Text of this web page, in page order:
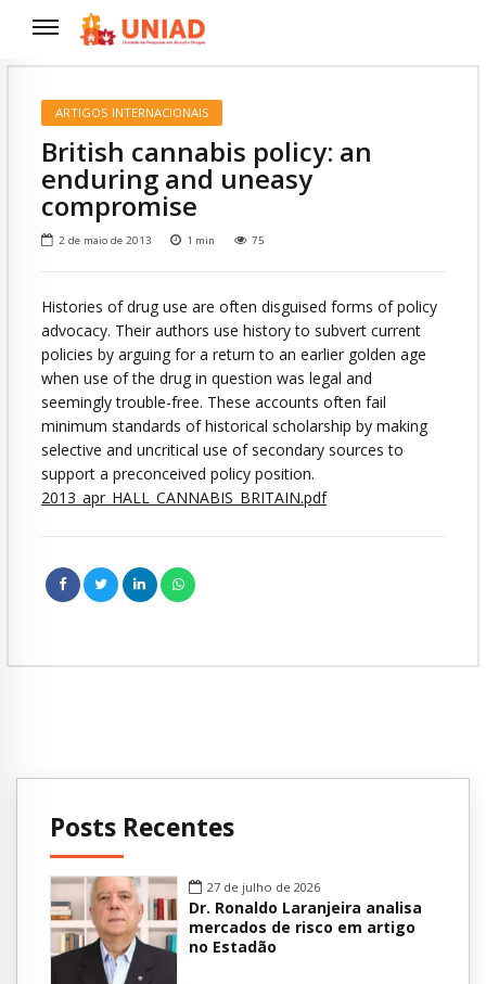
ARTIGOS INTERNACIONAIS
British cannabis policy: an
enduring and uneasy
compromise
2 de maio de 2013 1 min 75
Histories of drug use are often disguised forms of policy
advocacy. Their authors use history to subvert current
policies by arguing for a return to an earlier golden age
when use of the drug in question was legal and
seemingly trouble-free. These accounts often fail
minimum standards of historical scholarship by making
selective and uncritical use of secondary sources to
support a preconceived policy position.
2013_apr_HALL_CANNABIS_BRITAIN.pdf
Posts Recentes
27 de julho de 2026
Dr. Ronaldo Laranjeira analisa
mercados de risco em artigo
no Estadão